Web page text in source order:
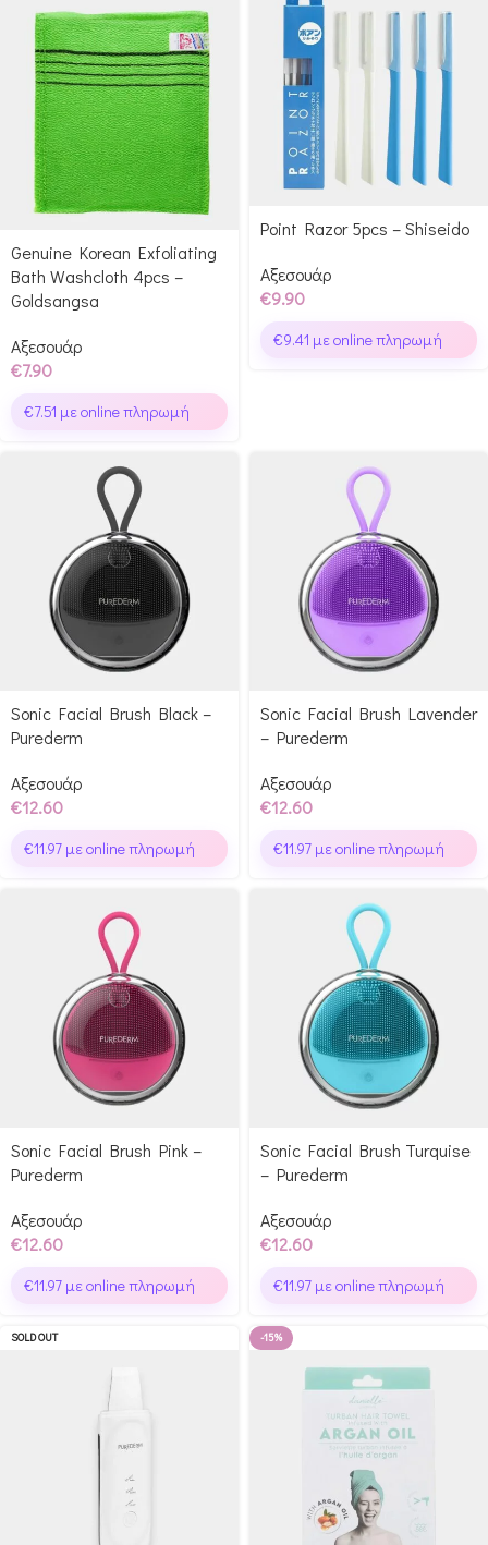
Genuine Korean Exfoliating
Bath Washcloth 4pcs –
Goldsangsa
Αξεσουάρ
€7.90
€7.51 με online πληρωμή
Point Razor 5pcs – Shiseido
Αξεσουάρ
€9.90
€9.41 με online πληρωμή
Sonic Facial Brush Black –
Purederm
Αξεσουάρ
€12.60
€11.97 με online πληρωμή
Sonic Facial Brush Lavender
– Purederm
Αξεσουάρ
€12.60
€11.97 με online πληρωμή
Sonic Facial Brush Pink –
Purederm
Αξεσουάρ
€12.60
€11.97 με online πληρωμή
Sonic Facial Brush Turquise
– Purederm
Αξεσουάρ
€12.60
€11.97 με online πληρωμή
SOLD OUT -15%